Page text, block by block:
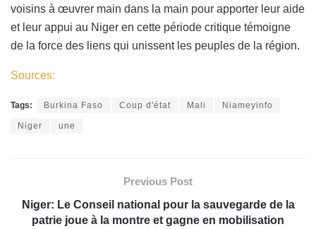
voisins à œuvrer main dans la main pour apporter leur aide
et leur appui au Niger en cette période critique témoigne
de la force des liens qui unissent les peuples de la région.
Sources:
Tags: Burkina Faso Coup d'état Mali Niameyinfo
Niger une
Previous Post
Niger: Le Conseil national pour la sauvegarde de la
patrie joue à la montre et gagne en mobilisation